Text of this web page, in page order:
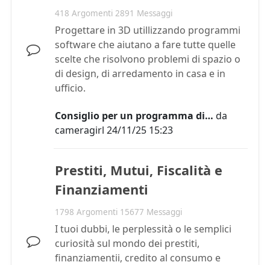
418 Argomenti 2891 Messaggi
Progettare in 3D utillizzando programmi
software che aiutano a fare tutte quelle
scelte che risolvono problemi di spazio o
di design, di arredamento in casa e in
ufficio.
Consiglio per un programma di… da
cameragirl 24/11/25 15:23
Prestiti, Mutui, Fiscalità e
Finanziamenti
1798 Argomenti 15677 Messaggi
I tuoi dubbi, le perplessità o le semplici
curiosità sul mondo dei prestiti,
finanziamentii, credito al consumo e